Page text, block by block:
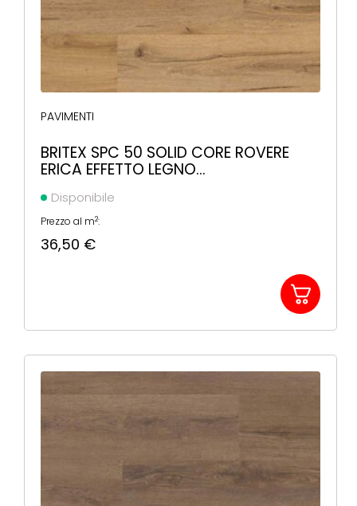
PAVIMENTI
BRITEX SPC 50 SOLID CORE ROVERE
ERICA EFFETTO LEGNO
Disponibile
Prezzo al m2:
36,50 €